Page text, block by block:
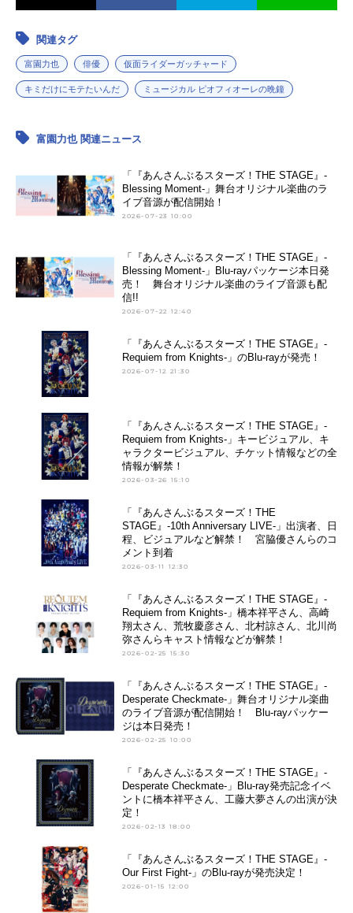
関連タグ
富園力也 俳優 仮面ライダーガッチャード
キミだけにモテたいんだ ミュージカル ピオフィオーレの晩鐘
富園力也 関連ニュース
「『あんさんぶるスターズ！THE STAGE』-
Blessing Moment-」舞台オリジナル楽曲のラ
イブ音源が配信開始！
2026-07-23 10:00
「『あんさんぶるスターズ！THE STAGE』-
Blessing Moment-」Blu-rayパッケージ本日発
売！ 舞台オリジナル楽曲のライブ音源も配
信!!
2026-07-22 12:40
「『あんさんぶるスターズ！THE STAGE』-
Requiem from Knights-」のBlu-rayが発売！
2026-07-12 21:30
「『あんさんぶるスターズ！THE STAGE』-
Requiem from Knights-」キービジュアル、キ
ャラクタービジュアル、チケット情報などの全
情報が解禁！
2026-03-26 15:10
「『あんさんぶるスターズ！THE
STAGE』-10th Anniversary LIVE-」出演者、日
程、ビジュアルなど解禁！ 宮脇優さんらのコ
メント到着
2026-03-11 12:30
「『あんさんぶるスターズ！THE STAGE』-
Requiem from Knights-」橋本祥平さん、高崎
翔太さん、荒牧慶彦さん、北村諒さん、北川尚
弥さんらキャスト情報などが解禁！
2026-02-25 15:30
「『あんさんぶるスターズ！THE STAGE』-
Desperate Checkmate-」舞台オリジナル楽曲
のライブ音源が配信開始！ Blu-rayパッケー
ジは本日発売！
2026-02-25 10:00
「『あんさんぶるスターズ！THE STAGE』-
Desperate Checkmate-」Blu-ray発売記念イベ
ントに橋本祥平さん、工藤大夢さんの出演が決
定！
2026-02-13 18:00
「『あんさんぶるスターズ！THE STAGE』-
Our First Fight-」のBlu-rayが発売決定！
2026-01-15 12:00